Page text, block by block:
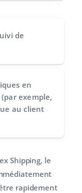
de
en
exemple,
au client
Shipping, le
rapidement